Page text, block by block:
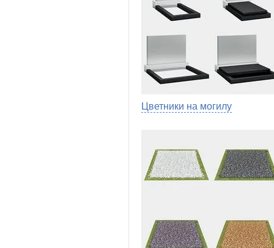
Цветники на могилу